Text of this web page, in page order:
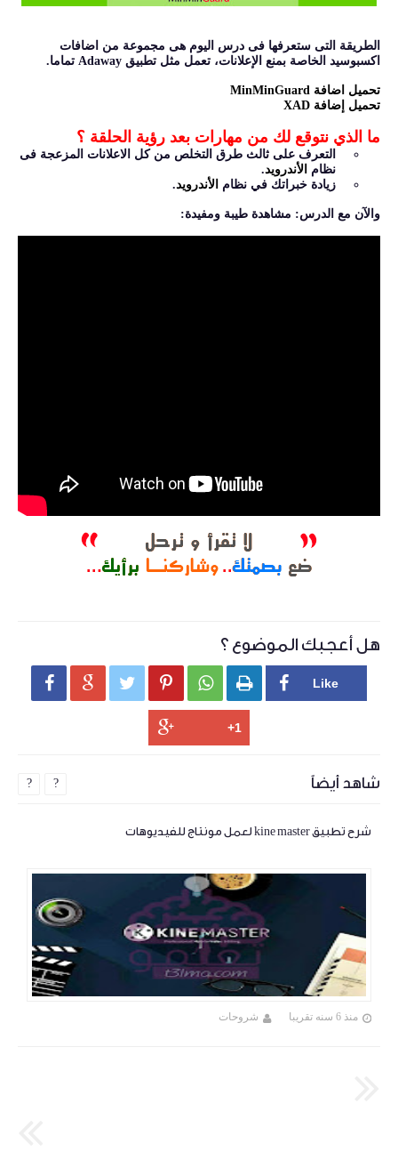
الطريقة التى ستعرفها فى درس اليوم هى مجموعة من اضافات
اكسبوسيد الخاصة بمنع الإعلانات، تعمل مثل تطبيق Adaway تماما.
تحميل اضافة MinMinGuard
تحميل إضافة XAD
ما الذي نتوقع لك من مهارات بعد رؤية الحلقة ؟
التعرف على ثالث طرق التخلص من كل الاعلانات المزعجة فى
نظام الأندرويد.
زيادة خبراتك في نظام الأندرويد.
والآن مع الدرس: مشاهدة طيبة ومفيدة:
هل أعجبك الموضوع ؟
     
شاهد أيضاً
شرح تطبيق kine master لعمل مونتاج للفيديوهات
منذ 6 سنه تقريبا شروحات
? ?